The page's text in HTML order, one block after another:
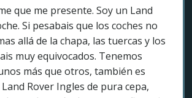
que me presente. Soy un Land
Si pesabais que los coches no
allá de la chapa, las tuercas y los
muy equivocados. Tenemos
más que otros, también es
Rover Ingles de pura cepa,